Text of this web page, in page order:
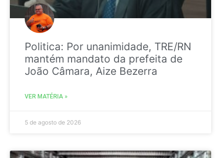
Politica: Por unanimidade, TRE/RN
mantém mandato da prefeita de
João Câmara, Aize Bezerra
VER MATÉRIA »
5 de agosto de 2026